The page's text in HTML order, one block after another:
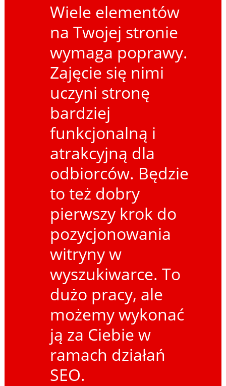
Wiele elementów
na Twojej stronie
wymaga poprawy.
Zajęcie się nimi
uczyni stronę
bardziej
funkcjonalną i
atrakcyjną dla
odbiorców. Będzie
to też dobry
pierwszy krok do
pozycjonowania
witryny w
wyszukiwarce. To
dużo pracy, ale
możemy wykonać
ją za Ciebie w
ramach działań
SEO.